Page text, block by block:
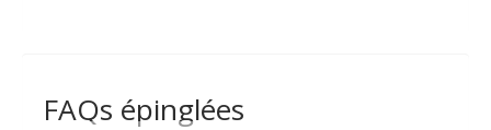
FAQs épinglées